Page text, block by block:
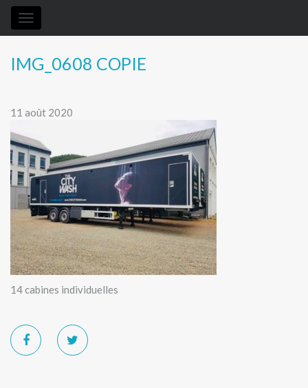
Toggle
navigation
IMG_0608 COPIE
11 août 2020
14 cabines individuelles